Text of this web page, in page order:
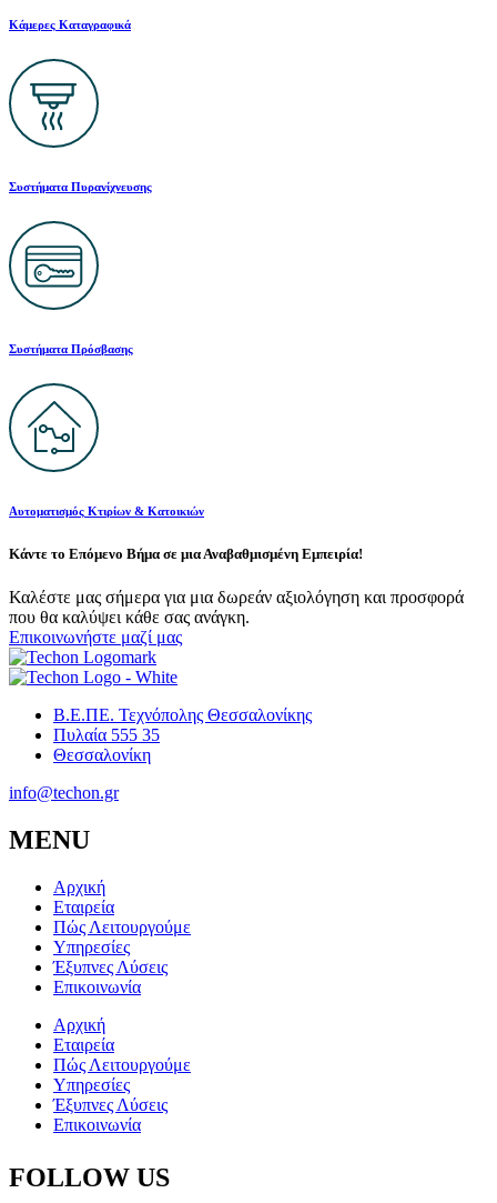
Κάμερες Καταγραφικά
Συστήματα Πυρανίχνευσης
Συστήματα Πρόσβασης
Αυτοματισμός Κτιρίων & Κατοικιών
Κάντε το Επόμενο Βήμα σε μια Αναβαθμισμένη Εμπειρία!
Καλέστε μας σήμερα για μια δωρεάν αξιολόγηση και προσφορά
που θα καλύψει κάθε σας ανάγκη.
Επικοινωνήστε μαζί μας
Β.Ε.ΠΕ. Τεχνόπολης Θεσσαλονίκης
Πυλαία 555 35
Θεσσαλονίκη
info@techon.gr
MENU
Αρχική
Εταιρεία
Πώς Λειτουργούμε
Υπηρεσίες
Έξυπνες Λύσεις
Επικοινωνία
Αρχική
Εταιρεία
Πώς Λειτουργούμε
Υπηρεσίες
Έξυπνες Λύσεις
Επικοινωνία
FOLLOW US